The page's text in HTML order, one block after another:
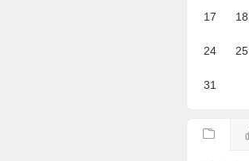
17 18
24 25
31